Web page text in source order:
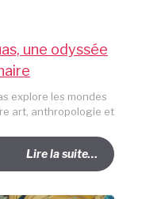
une odyssée
explore les mondes
art, anthropologie et
Lire la suite…